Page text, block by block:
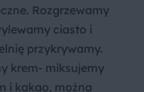
Rozgrzewamy
ciasto i
przykrywamy.
krem- miksujemy
i kakao, można